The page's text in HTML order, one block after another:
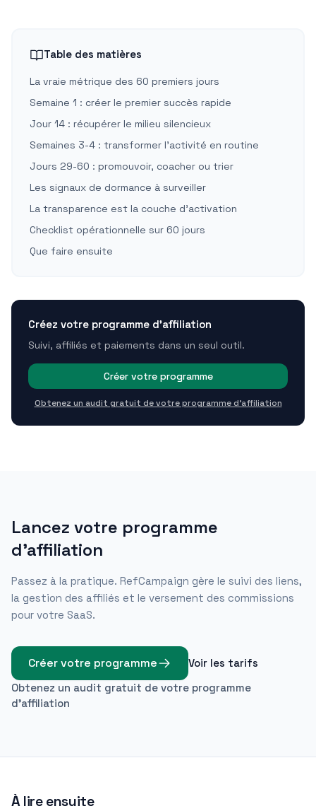
Table des matières
La vraie métrique des 60 premiers jours
Semaine 1 : créer le premier succès rapide
Jour 14 : récupérer le milieu silencieux
Semaines 3-4 : transformer l'activité en routine
Jours 29-60 : promouvoir, coacher ou trier
Les signaux de dormance à surveiller
La transparence est la couche d'activation
Checklist opérationnelle sur 60 jours
Que faire ensuite
Créez votre programme d'affiliation
Suivi, affiliés et paiements dans un seul outil.
Créer votre programme
Obtenez un audit gratuit de votre programme d'affiliation
Lancez votre programme
d'affiliation
Passez à la pratique. RefCampaign gère le suivi des liens,
la gestion des affiliés et le versement des commissions
pour votre SaaS.
Créer votre programme
Voir les tarifs
Obtenez un audit gratuit de votre programme
d'affiliation
À lire ensuite